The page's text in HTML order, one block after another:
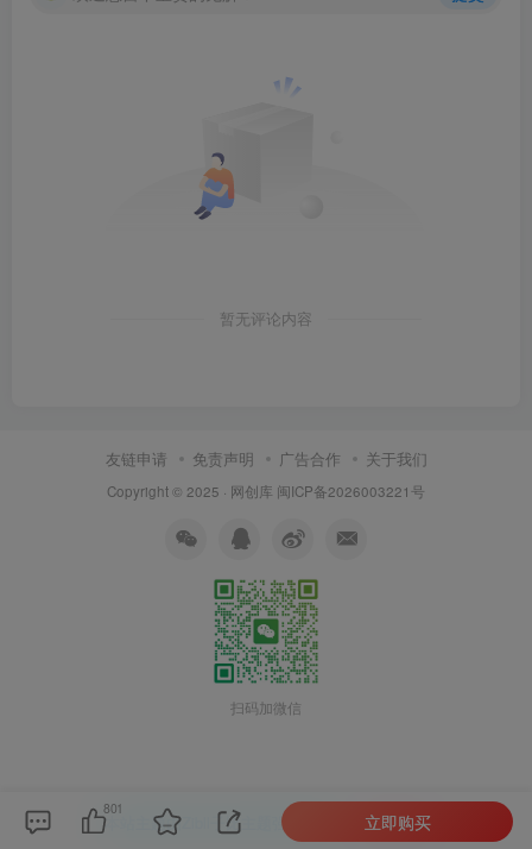
暂无评论内容
友链申请 免责声明 广告合作 关于我们
Copyright © 2025 · 网创库 闽ICP备2026003221号
扫码加微信
801
立即购买
本站主题由Zibll子比主题强力驱动 联系作者